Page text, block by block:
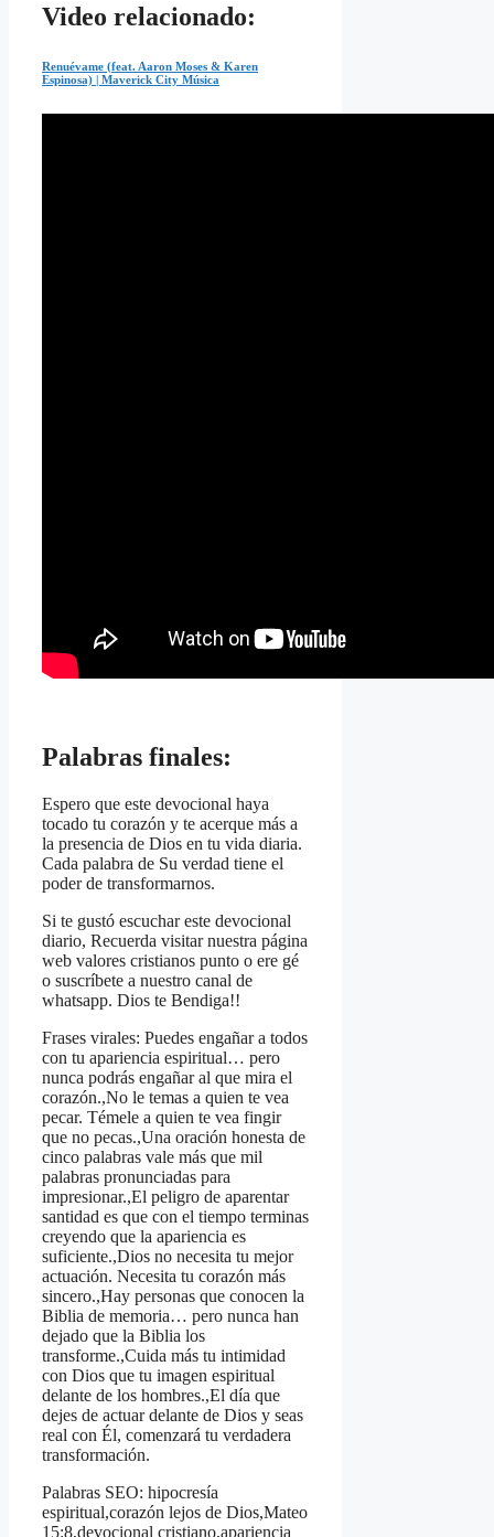
Video relacionado:
Renuévame (feat. Aaron Moses & Karen
Espinosa) | Maverick City Música
Palabras finales:
Espero que este devocional haya
tocado tu corazón y te acerque más a
la presencia de Dios en tu vida diaria.
Cada palabra de Su verdad tiene el
poder de transformarnos.
Si te gustó escuchar este devocional
diario, Recuerda visitar nuestra página
web valores cristianos punto o ere gé
o suscríbete a nuestro canal de
whatsapp. Dios te Bendiga!!
Frases virales: Puedes engañar a todos
con tu apariencia espiritual… pero
nunca podrás engañar al que mira el
corazón.,No le temas a quien te vea
pecar. Témele a quien te vea fingir
que no pecas.,Una oración honesta de
cinco palabras vale más que mil
palabras pronunciadas para
impresionar.,El peligro de aparentar
santidad es que con el tiempo terminas
creyendo que la apariencia es
suficiente.,Dios no necesita tu mejor
actuación. Necesita tu corazón más
sincero.,Hay personas que conocen la
Biblia de memoria… pero nunca han
dejado que la Biblia los
transforme.,Cuida más tu intimidad
con Dios que tu imagen espiritual
delante de los hombres.,El día que
dejes de actuar delante de Dios y seas
real con Él, comenzará tu verdadera
transformación.
Palabras SEO: hipocresía
espiritual,corazón lejos de Dios,Mateo
15:8,devocional cristiano,apariencia